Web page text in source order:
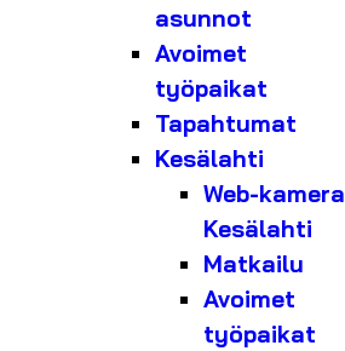
asunnot
Avoimet
työpaikat
Tapahtumat
Kesälahti
Web-kamera
Kesälahti
Matkailu
Avoimet
työpaikat